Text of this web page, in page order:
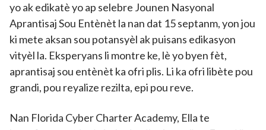
yo ak edikatè yo ap selebre Jounen Nasyonal
Aprantisaj Sou Entènèt la nan dat 15 septanm, yon jou
ki mete aksan sou potansyèl ak puisans edikasyon
vityèl la. Eksperyans li montre ke, lè yo byen fèt,
aprantisaj sou entènèt ka ofri plis. Li ka ofri libète pou
grandi, pou reyalize rezilta, epi pou reve.
Nan Florida Cyber Charter Academy, Ella te